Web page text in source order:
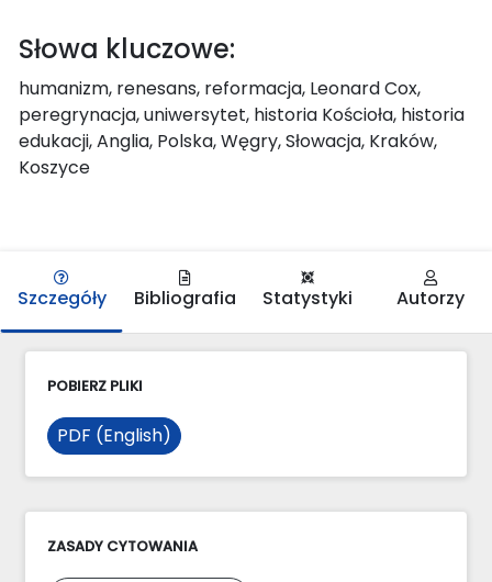
Słowa kluczowe:
humanizm, renesans, reformacja, Leonard Cox,
peregrynacja, uniwersytet, historia Kościoła, historia
edukacji, Anglia, Polska, Węgry, Słowacja, Kraków,
Koszyce
Szczegóły Bibliografia Statystyki Autorzy
POBIERZ PLIKI
PDF (English)
ZASADY CYTOWANIA